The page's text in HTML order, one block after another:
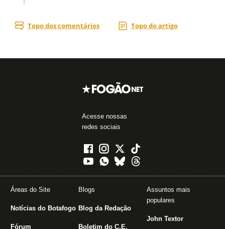
Acesse nossas
redes sociais
Áreas do Site
Notícias do Botafogo
Fórum
Blogs
Blog da Redação
Boletim do C.E.
Assuntos mais
populares
John Textor